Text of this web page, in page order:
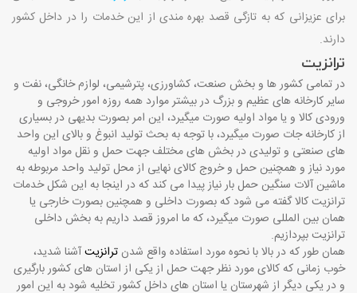
برای عزیزانی که به تازگی قصد بهره مندی از این خدمات را در داخل کشور
دارند.
ترانزیت
در تمامی کشور ها و بخش صنعت، کشاورزی، پترشیمی، لوازم خانگی، نفت و
سایر کارخانه های عظیم و بزرگ در بیشتر موارد همه روزه امور خروجی و
ورودی کالا و یا مواد اولیه صورت میگیرد، این امر بصورت بدیهی در بسیاری
از کارخانه جات صورت میگیرد، با توجه به بحث تولید انبوغ و بالای این واحد
های صنعتی و تولیدی در بخش های مختلف جهت حمل و نقل مواد اولیه
مورد نیاز و همچنین حمل و خروج کالای نهایی از محل تولید واحد مربوطه به
ماشین آلات سنگین حمل بار نیاز پیدا می کند که در اینجا به این شکل خدمات
ترانزیت کالا گفته می شود که بصورت داخلی و همچنین بصورت خارجی یا
همان بین المللی صورت میگیرد، که ما امروز قصد داریم به بخش داخلی
ترانزیت بپردازیم.
همان طور که در بالا با نحوه مورد استفاده واقع شدن ترانزیتآشنا شدید،
خوب زمانی که کالای مورد نظر جهت حمل از یکی از استان های کشور بارگیری
و در یکی دیگر از شهرستان یا استان های داخل کشور تخلیه شود به این امور